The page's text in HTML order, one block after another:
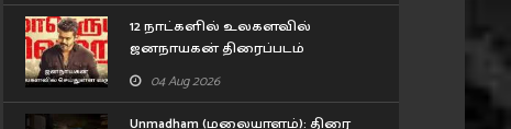
12 நாட்களில் உலகளவில்
ஜனநாயகன் திரைப்படம்
செய்துள்ள வசூல்..
04 Aug 2026
Unmadham (மலையாளம்): திரை